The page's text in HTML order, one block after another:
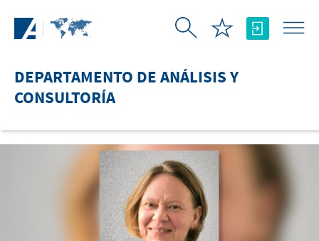
DEPARTAMENTO DE ANÁLISIS Y
CONSULTORÍA